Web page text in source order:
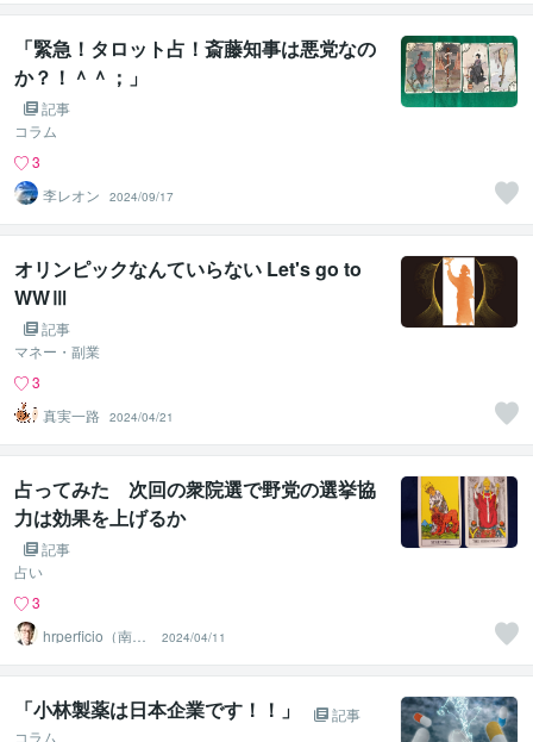
「緊急！タロット占！斎藤知事は悪党なの
か？！＾＾；」
記事
コラム
3
李レオン
2024/09/17
オリンピックなんていらない Let's go to
WWⅢ
記事
マネー・副業
3
真実一路 2024/04/21
占ってみた 次回の衆院選で野党の選挙協
力は効果を上げるか
記事
占い
3
hrperficio（南仙
台の父）
2024/04/11
「小林製薬は日本企業です！！」
記事
コラム